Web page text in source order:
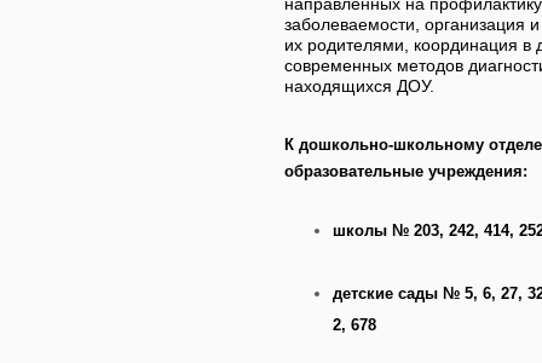
заболеваемости, организация
их родителями, координация
современных методов
находящихся ДОУ.
К дошкольно-школьному
образовательные учреждения:
школы № 203, 242, 414,
детские сады № 5, 6, 27,
2, 678